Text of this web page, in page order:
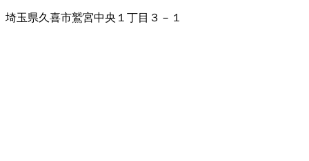
埼玉県久喜市鷲宮中央１丁目３－１